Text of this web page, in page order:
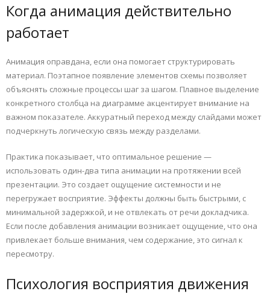
Когда анимация действительно
работает
Анимация оправдана, если она помогает структурировать
материал. Поэтапное появление элементов схемы позволяет
объяснять сложные процессы шаг за шагом. Плавное выделение
конкретного столбца на диаграмме акцентирует внимание на
важном показателе. Аккуратный переход между слайдами может
подчеркнуть логическую связь между разделами.
Практика показывает, что оптимальное решение —
использовать один-два типа анимации на протяжении всей
презентации. Это создает ощущение системности и не
перегружает восприятие. Эффекты должны быть быстрыми, с
минимальной задержкой, и не отвлекать от речи докладчика.
Если после добавления анимации возникает ощущение, что она
привлекает больше внимания, чем содержание, это сигнал к
пересмотру.
Психология восприятия движения